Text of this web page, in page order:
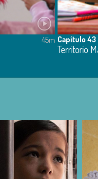
45m Capítulo 43
Territorio